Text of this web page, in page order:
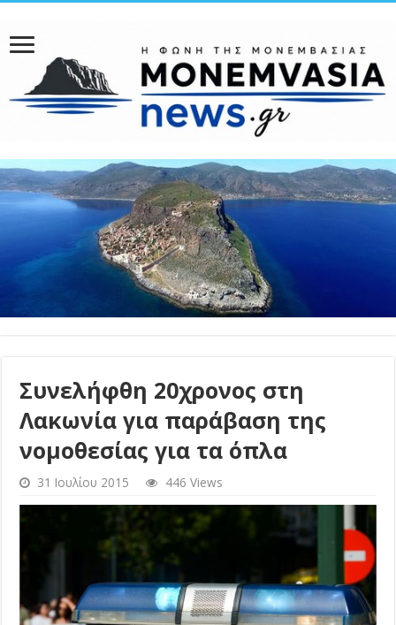
Συνελήφθη 20χρονος στη
Λακωνία για παράβαση της
νομοθεσίας για τα όπλα
31 Ιουλίου 2015 446 Views